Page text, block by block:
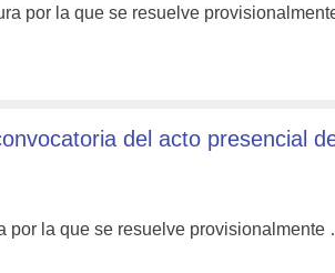
por la que se resuelve
del acto presencial
por la que se resuelve provisionalmente